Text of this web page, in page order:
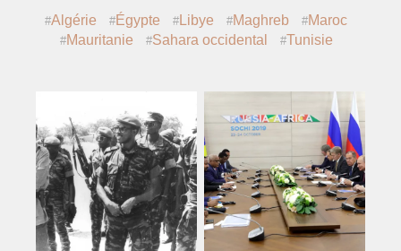
Algérie Égypte Libye Maghreb
Maroc
Mauritanie
Sahara occidental Tunisie